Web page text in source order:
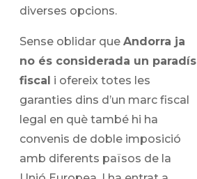
diverses opcions.
Sense oblidar que Andorra ja
no és considerada un paradís
fiscal i ofereix totes les
garanties dins d’un marc fiscal
legal en què també hi ha
convenis de doble imposició
amb diferents països de la